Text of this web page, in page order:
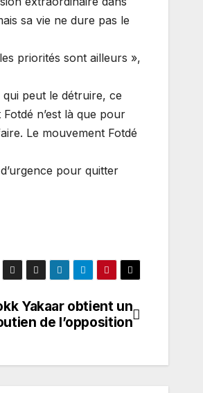
sa vie ne dure pas le
priorités sont ailleurs »,
qui peut le détruire, ce
n’est là que pour
Le mouvement Fotdé
pour quitter
Yakaar obtient un
de l’opposition